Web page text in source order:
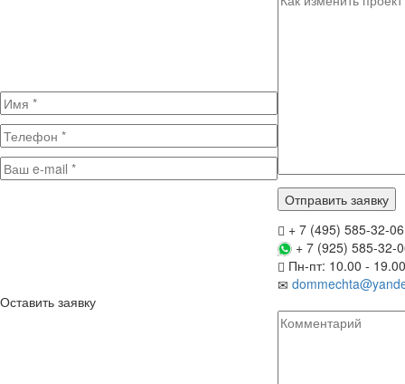
+ 7 (495) 585-32-06
+ 7 (925) 585-32-
Пн-пт: 10.00 - 19.00
Оставить заявку